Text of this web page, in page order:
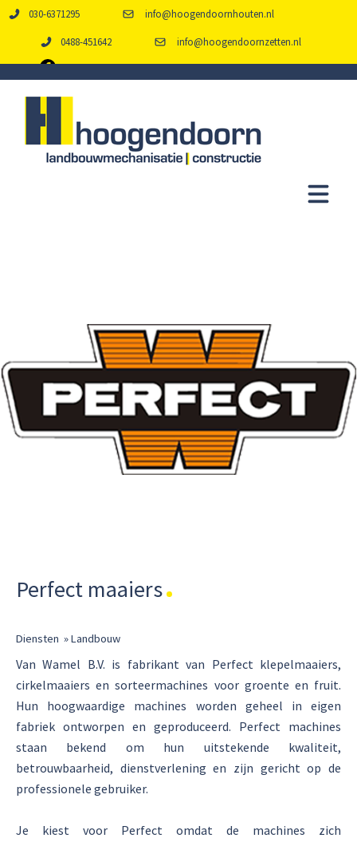
030-6371295 info@hoogendoornhouten.nl
0488-451642 info@hoogendoornzetten.nl
Perfect maaiers
Diensten »Landbouw
Van Wamel B.V. is fabrikant van Perfect klepelmaaiers,
cirkelmaaiers en sorteermachines voor groente en fruit.
Hun hoogwaardige machines worden geheel in eigen
fabriek ontworpen en geproduceerd. Perfect machines
staan bekend om hun uitstekende kwaliteit,
betrouwbaarheid, dienstverlening en zijn gericht op de
professionele gebruiker.
Je kiest voor Perfect omdat de machines zich